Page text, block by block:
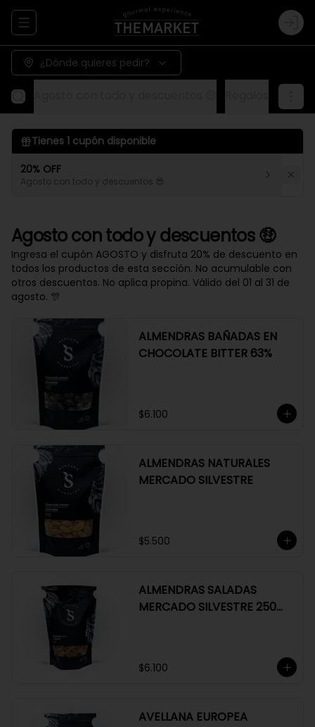
Abrir menu de navegación Login
¿Dónde quieres pedir?
Tienes 1 cupón disponible
20% OFF
Agosto con todo y descuentos 😎
Agosto con todo y descuentos 🤑
Ingresa el cupón AGOSTO y disfruta 20% de descuento en
todos los productos de esta sección. No acumulable con
otros descuentos. No aplica propina. Válido del 01 al 31 de
agosto. 🎊
ALMENDRAS BAÑADAS EN
CHOCOLATE BITTER 63%
$6.100
ALMENDRAS NATURALES
MERCADO SILVESTRE
$5.500
ALMENDRAS SALADAS
MERCADO SILVESTRE 250
$6.100
AVELLANA EUROPEA